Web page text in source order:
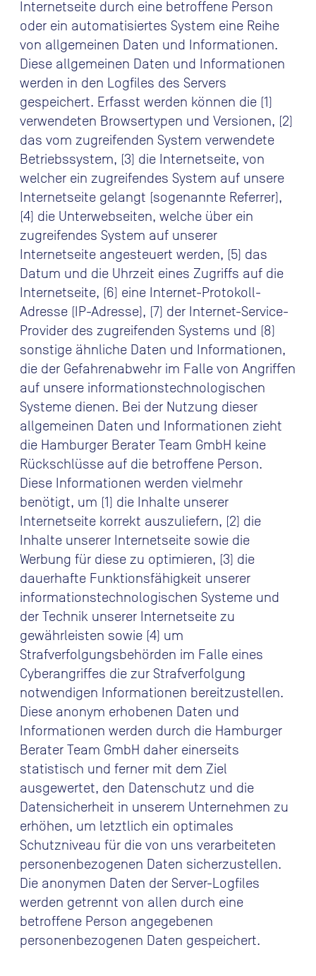
Internetseite durch eine betroffene Person
oder ein automatisiertes System eine Reihe
von allgemeinen Daten und Informationen.
Diese allgemeinen Daten und Informationen
werden in den Logfiles des Servers
gespeichert. Erfasst werden können die (1)
verwendeten Browsertypen und Versionen, (2)
das vom zugreifenden System verwendete
Betriebssystem, (3) die Internetseite, von
welcher ein zugreifendes System auf unsere
Internetseite gelangt (sogenannte Referrer),
(4) die Unterwebseiten, welche über ein
zugreifendes System auf unserer
Internetseite angesteuert werden, (5) das
Datum und die Uhrzeit eines Zugriffs auf die
Internetseite, (6) eine Internet-Protokoll-
Adresse (IP-Adresse), (7) der Internet-Service-
Provider des zugreifenden Systems und (8)
sonstige ähnliche Daten und Informationen,
die der Gefahrenabwehr im Falle von Angriffen
auf unsere informationstechnologischen
Systeme dienen. Bei der Nutzung dieser
allgemeinen Daten und Informationen zieht
die Hamburger Berater Team GmbH keine
Rückschlüsse auf die betroffene Person.
Diese Informationen werden vielmehr
benötigt, um (1) die Inhalte unserer
Internetseite korrekt auszuliefern, (2) die
Inhalte unserer Internetseite sowie die
Werbung für diese zu optimieren, (3) die
dauerhafte Funktionsfähigkeit unserer
informationstechnologischen Systeme und
der Technik unserer Internetseite zu
gewährleisten sowie (4) um
Strafverfolgungsbehörden im Falle eines
Cyberangriffes die zur Strafverfolgung
notwendigen Informationen bereitzustellen.
Diese anonym erhobenen Daten und
Informationen werden durch die Hamburger
Berater Team GmbH daher einerseits
statistisch und ferner mit dem Ziel
ausgewertet, den Datenschutz und die
Datensicherheit in unserem Unternehmen zu
erhöhen, um letztlich ein optimales
Schutzniveau für die von uns verarbeiteten
personenbezogenen Daten sicherzustellen.
Die anonymen Daten der Server-Logfiles
werden getrennt von allen durch eine
betroffene Person angegebenen
personenbezogenen Daten gespeichert.